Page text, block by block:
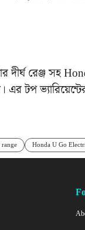
দীর্ঘ রেঞ্জ সহ
এর টপ
Honda U Go